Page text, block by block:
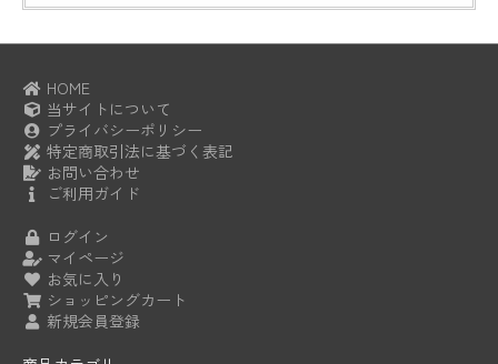
HOME
当サイトについて
プライバシーポリシー
特定商取引法に基づく表記
お問い合わせ
ご利用ガイド
ログイン
マイページ
お気に入り
ショッピングカート
新規会員登録